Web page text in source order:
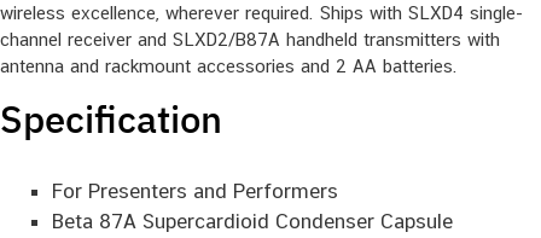
wireless excellence, wherever required. Ships with SLXD4 single-
channel receiver and SLXD2/B87A handheld transmitters with
antenna and rackmount accessories and 2 AA batteries.
Specification
For Presenters and Performers
Beta 87A Supercardioid Condenser Capsule